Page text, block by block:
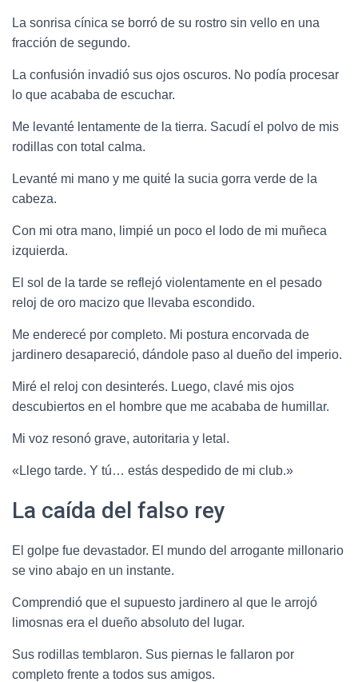
La sonrisa cínica se borró de su rostro sin vello en una
fracción de segundo.
La confusión invadió sus ojos oscuros. No podía procesar
lo que acababa de escuchar.
Me levanté lentamente de la tierra. Sacudí el polvo de mis
rodillas con total calma.
Levanté mi mano y me quité la sucia gorra verde de la
cabeza.
Con mi otra mano, limpié un poco el lodo de mi muñeca
izquierda.
El sol de la tarde se reflejó violentamente en el pesado
reloj de oro macizo que llevaba escondido.
Me enderecé por completo. Mi postura encorvada de
jardinero desapareció, dándole paso al dueño del imperio.
Miré el reloj con desinterés. Luego, clavé mis ojos
descubiertos en el hombre que me acababa de humillar.
Mi voz resonó grave, autoritaria y letal.
«Llego tarde. Y tú… estás despedido de mi club.»
La caída del falso rey
El golpe fue devastador. El mundo del arrogante millonario
se vino abajo en un instante.
Comprendió que el supuesto jardinero al que le arrojó
limosnas era el dueño absoluto del lugar.
Sus rodillas temblaron. Sus piernas le fallaron por
completo frente a todos sus amigos.